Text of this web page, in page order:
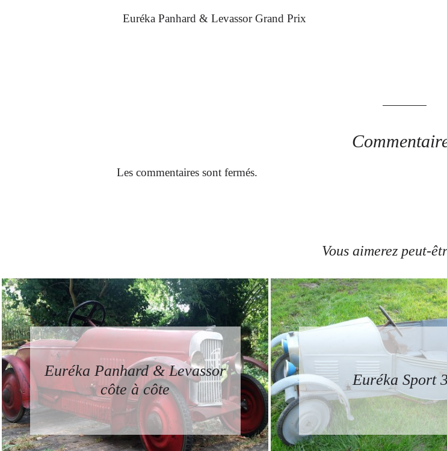
Euréka Panhard & Levassor Grand Prix
Les commentaires sont fermés.
Vous aimerez peut-
Euréka Panhard & Levassor
côte à côte
Euréka Sport